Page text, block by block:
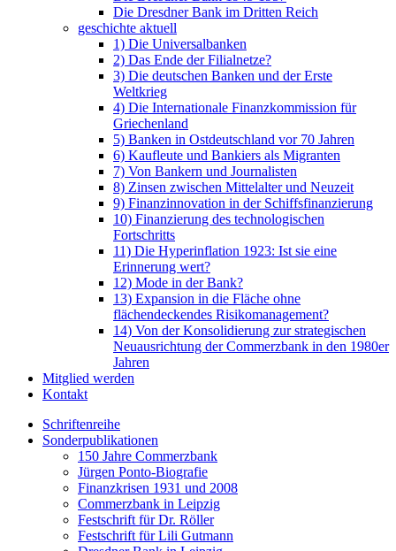
Die Dresdner Bank im Dritten Reich
geschichte aktuell
1) Die Universalbanken
2) Das Ende der Filialnetze?
3) Die deutschen Banken und der Erste
Weltkrieg
4) Die Internationale Finanzkommission für
Griechenland
5) Banken in Ostdeutschland vor 70 Jahren
6) Kaufleute und Bankiers als Migranten
7) Von Bankern und Journalisten
8) Zinsen zwischen Mittelalter und Neuzeit
9) Finanzinnovation in der Schiffsfinanzierung
10) Finanzierung des technologischen
Fortschritts
11) Die Hyperinflation 1923: Ist sie eine
Erinnerung wert?
12) Mode in der Bank?
13) Expansion in die Fläche ohne
flächendeckendes Risikomanagement?
14) Von der Konsolidierung zur strategischen
Neuausrichtung der Commerzbank in den 1980er
Jahren
Mitglied werden
Kontakt
Schriftenreihe
Sonderpublikationen
150 Jahre Commerzbank
Jürgen Ponto-Biografie
Finanzkrisen 1931 und 2008
Commerzbank in Leipzig
Festschrift für Dr. Röller
Festschrift für Lili Gutmann